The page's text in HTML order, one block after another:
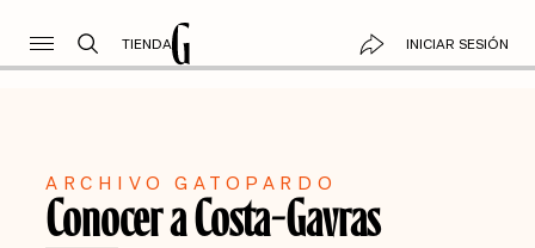
TIENDA INICIAR SESIÓN
ARCHIVO GATOPARDO
Conocer a Costa-Gavras